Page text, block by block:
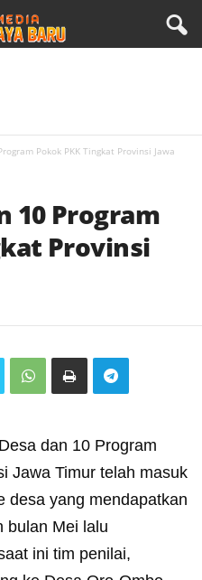
Pokok PKK Tingkat Provinsi Jawa
10 Program
Provinsi
dan 10 Program
Jawa Timur telah masuk
desa yang mendapatkan
bulan Mei lalu
ini tim penilai,